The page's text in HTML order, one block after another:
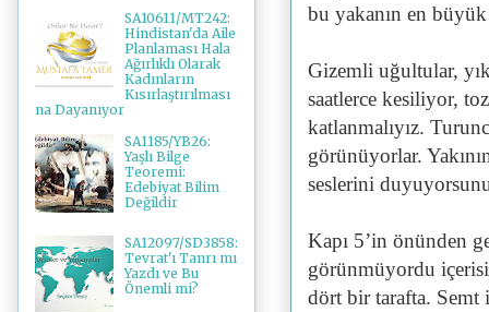
bu yakanın en
Gizemli uğultular,
saatlerce kesiliyor,
katlanmalıyız.
görünüyorlar.
seslerini
Kapı 5’in önünden
görünmüyordu
dört bir tarafta. Semt
SA10611/MT242:
Hindistan'da Aile
Planlaması Hala
Ağırlıklı Olarak
Kadınların
Kısırlaştırılması
na Dayanıyor
SA1185/YB26:
Yaşlı Bilge
Teoremi:
Edebiyat Bilim
Değildir
SA12097/SD3858:
Tevrat'ı Tanrı mı
Yazdı ve Bu
Önemli mi?